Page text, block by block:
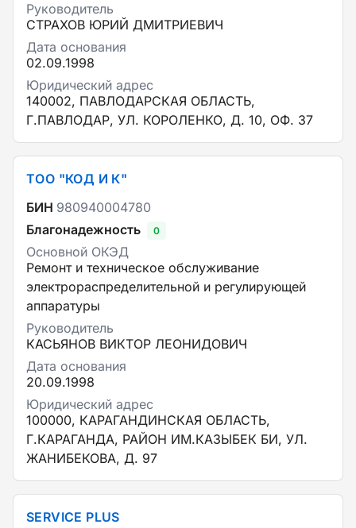
Руководитель
СТРАХОВ ЮРИЙ ДМИТРИЕВИЧ
Дата основания
02.09.1998
Юридический адрес
140002, ПАВЛОДАРСКАЯ ОБЛАСТЬ,
Г.ПАВЛОДАР, УЛ. КОРОЛЕНКО, Д. 10, ОФ. 37
ТОО "КОД И К"
БИН 980940004780
Благонадежность
0
Основной ОКЭД
Ремонт и техническое обслуживание
электрораспределительной и регулирующей
аппаратуры
Руководитель
КАСЬЯНОВ ВИКТОР ЛЕОНИДОВИЧ
Дата основания
20.09.1998
Юридический адрес
100000, КАРАГАНДИНСКАЯ ОБЛАСТЬ,
Г.КАРАГАНДА, РАЙОН ИМ.КАЗЫБЕК БИ, УЛ.
ЖАНИБЕКОВА, Д. 97
SERVICE PLUS